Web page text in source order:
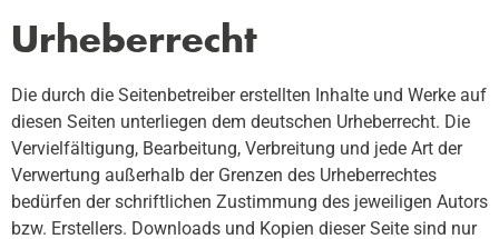
Urheberrecht
Die durch die Seitenbetreiber erstellten Inhalte und Werke auf
diesen Seiten unterliegen dem deutschen Urheberrecht. Die
Vervielfältigung, Bearbeitung, Verbreitung und jede Art der
Verwertung außerhalb der Grenzen des Urheberrechtes
bedürfen der schriftlichen Zustimmung des jeweiligen Autors
bzw. Erstellers. Downloads und Kopien dieser Seite sind nur